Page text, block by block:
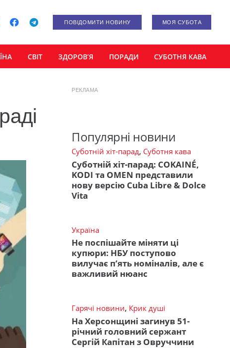
ПОВІДОМИТИ НОВИНУ МОЯ СУБОТА
СВІТ ЗДОРОВ’Я ПОРАДИ СУБОТНЯ КАВА
РЕКЛАМА
Популярні новини
Суботній хіт-парад, Суботня кава
Суботній хіт-парад: COKAINÉ,
KODI та OMEN представили
нову версію Cuba Libre & Dolce
Vita
Україна
Не поспішайте міняти ці
купюри: НБУ поступово
вилучає п’ять номіналів, але є
важливий нюанс
Гарячі новини, Крик душі
На Херсонщині загинув 51-
річний головний сержант
Сергій Капітан з Овруччини